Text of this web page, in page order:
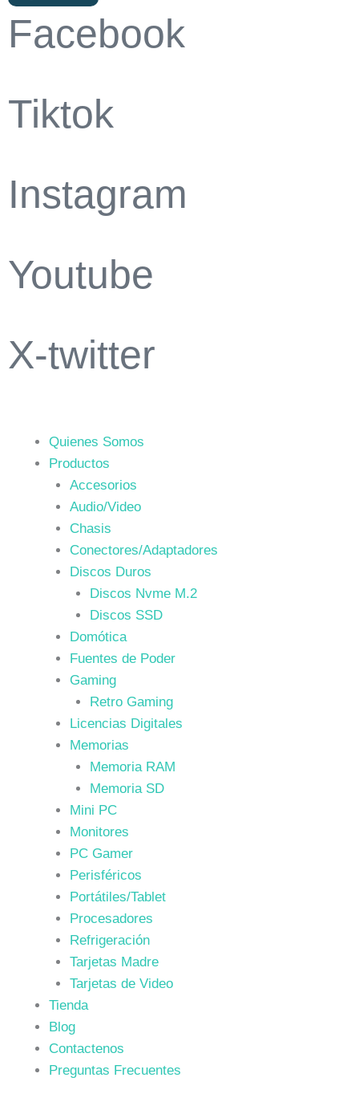
Facebook
Tiktok
Instagram
Youtube
X-twitter
Quienes Somos
Productos
Accesorios
Audio/Video
Chasis
Conectores/Adaptadores
Discos Duros
Discos Nvme M.2
Discos SSD
Domótica
Fuentes de Poder
Gaming
Retro Gaming
Licencias Digitales
Memorias
Memoria RAM
Memoria SD
Mini PC
Monitores
PC Gamer
Perisféricos
Portátiles/Tablet
Procesadores
Refrigeración
Tarjetas Madre
Tarjetas de Video
Tienda
Blog
Contactenos
Preguntas Frecuentes